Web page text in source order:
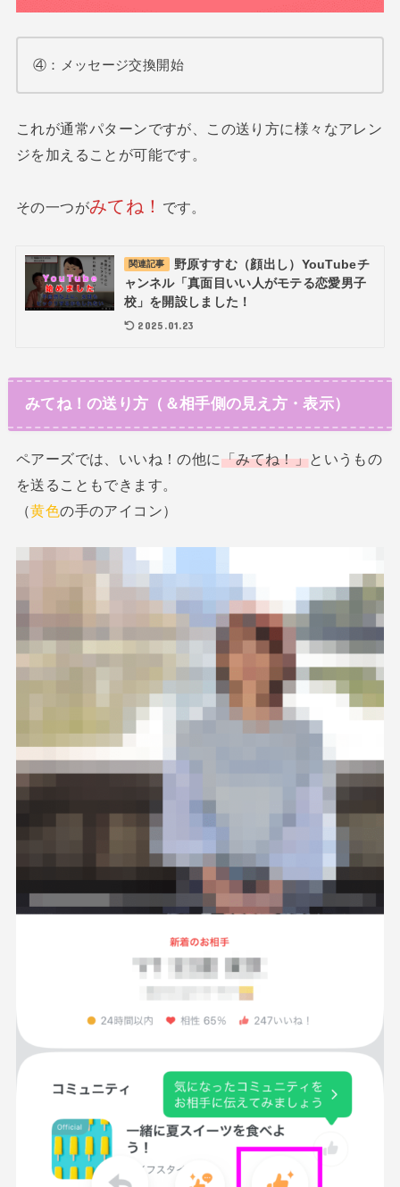
④：メッセージ交換開始
これが通常パターンですが、この送り方に様々なアレン
ジを加えることが可能です。
その一つがみてね！ です。
関連記事
野原すすむ（顔出し）YouTubeチ
ャンネル「真面目いい人がモテる恋愛男子
校」を開設しました！
2025.01.23
みてね！の送り方（＆相手側の見え方・表示）
ペアーズでは、いいね！の他に「みてね！」というもの
を送ることもできます。
（黄色の手のアイコン）